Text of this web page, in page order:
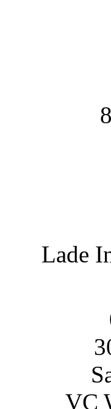
Lade
VC